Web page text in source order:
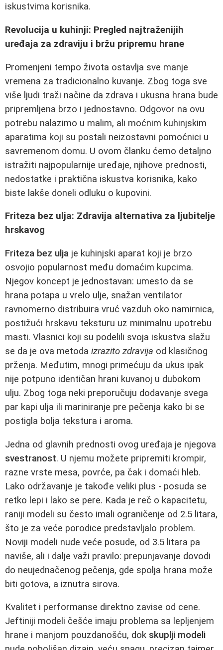
iskustvima korisnika.
Revolucija u kuhinji: Pregled najtraženijih
uređaja za zdraviju i bržu pripremu hrane
Promenjeni tempo života ostavlja sve manje
vremena za tradicionalno kuvanje. Zbog toga sve
više ljudi traži načine da zdrava i ukusna hrana bude
pripremljena brzo i jednostavno. Odgovor na ovu
potrebu nalazimo u malim, ali moćnim kuhinjskim
aparatima koji su postali neizostavni pomoćnici u
savremenom domu. U ovom članku ćemo detaljno
istražiti najpopularnije uređaje, njihove prednosti,
nedostatke i praktična iskustva korisnika, kako
biste lakše doneli odluku o kupovini.
Friteza bez ulja: Zdravija alternativa za ljubitelje
hrskavog
Friteza bez ulja je kuhinjski aparat koji je brzo
osvojio popularnost među domaćim kupcima.
Njegov koncept je jednostavan: umesto da se
hrana potapa u vrelo ulje, snažan ventilator
ravnomerno distribuira vruć vazduh oko namirnica,
postižući hrskavu teksturu uz minimalnu upotrebu
masti. Vlasnici koji su podelili svoja iskustva slažu
se da je ova metoda izrazito zdravija od klasičnog
prženja. Međutim, mnogi primećuju da ukus ipak
nije potpuno identičan hrani kuvanoj u dubokom
ulju. Zbog toga neki preporučuju dodavanje svega
par kapi ulja ili mariniranje pre pečenja kako bi se
postigla bolja tekstura i aroma.
Jedna od glavnih prednosti ovog uređaja je njegova
svestranost. U njemu možete pripremiti krompir,
razne vrste mesa, povrće, pa čak i domaći hleb.
Lako održavanje je takođe veliki plus - posuda se
retko lepi i lako se pere. Kada je reč o kapacitetu,
raniji modeli su često imali ograničenje od 2.5 litara,
što je za veće porodice predstavljalo problem.
Noviji modeli nude veće posude, od 3.5 litara pa
naviše, ali i dalje važi pravilo: prepunjavanje dovodi
do neujednačenog pečenja, gde spolja hrana može
biti gotova, a iznutra sirova.
Kvalitet i performanse direktno zavise od cene.
Jeftiniji modeli češće imaju problema sa lepljenjem
hrane i manjom pouzdanošću, dok skuplji modeli